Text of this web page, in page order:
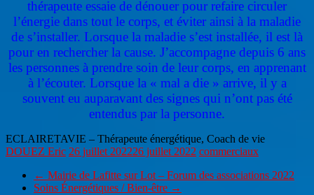
thérapeute essaie de dénouer pour refaire circuler
l’énergie dans tout le corps, et éviter ainsi à la maladie
de s’installer. Lorsque la maladie s’est installée, il est là
pour en rechercher la cause. J’accompagne depuis 6 ans
les personnes à prendre soin de leur corps, en apprenant
à l’écouter. Lorsque la « mal a die » arrive, il y a
souvent eu auparavant des signes qui n’ont pas été
entendus par la personne.
ECLAIRETAVIE – Thérapeute énergétique, Coach de vie
DOUEZ Eric 26 juillet 202226 juillet 2022 commerciaux
← Mairie de Lafitte sur Lot – Forum des associations 2022
Soins Énergétiques / Bien-être →